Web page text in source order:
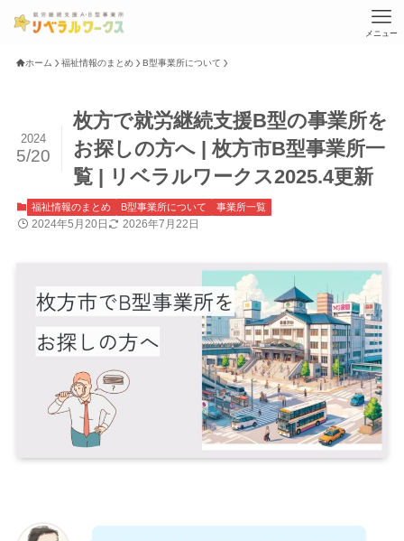
メニュー
ホーム 福祉情報のまとめ B型事業所について
枚方で就労継続支援B型の事業所を
お探しの方へ | 枚方市B型事業所一
覧 | リベラルワークス2025.4更新
2024
5/20
福祉情報のまとめ B型事業所について 事業所一覧
2024年5月20日 2026年7月22日